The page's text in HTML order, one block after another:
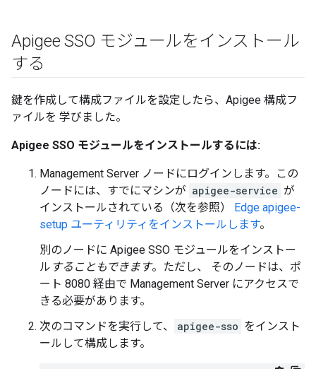
Apigee SSO モジュールをインストール
する
鍵を作成して構成ファイルを設定したら、Apigee 構成フ
ァイルを 学びました。
Apigee SSO モジュールをインストールするには:
Management Server ノードにログインします。この
ノードには、すでにマシンが apigee-service が
インストールされている（次を参照） Edge apigee-
setup ユーティリティをインストールします。
別のノードに Apigee SSO モジュールをインストー
ル することもできます。ただし、 そのノードは、ポ
ート 8080 経由で Management Server にアクセスで
きる必要があります。
次のコマンドを実行して、
apigee-sso をインスト
ールして構成します。